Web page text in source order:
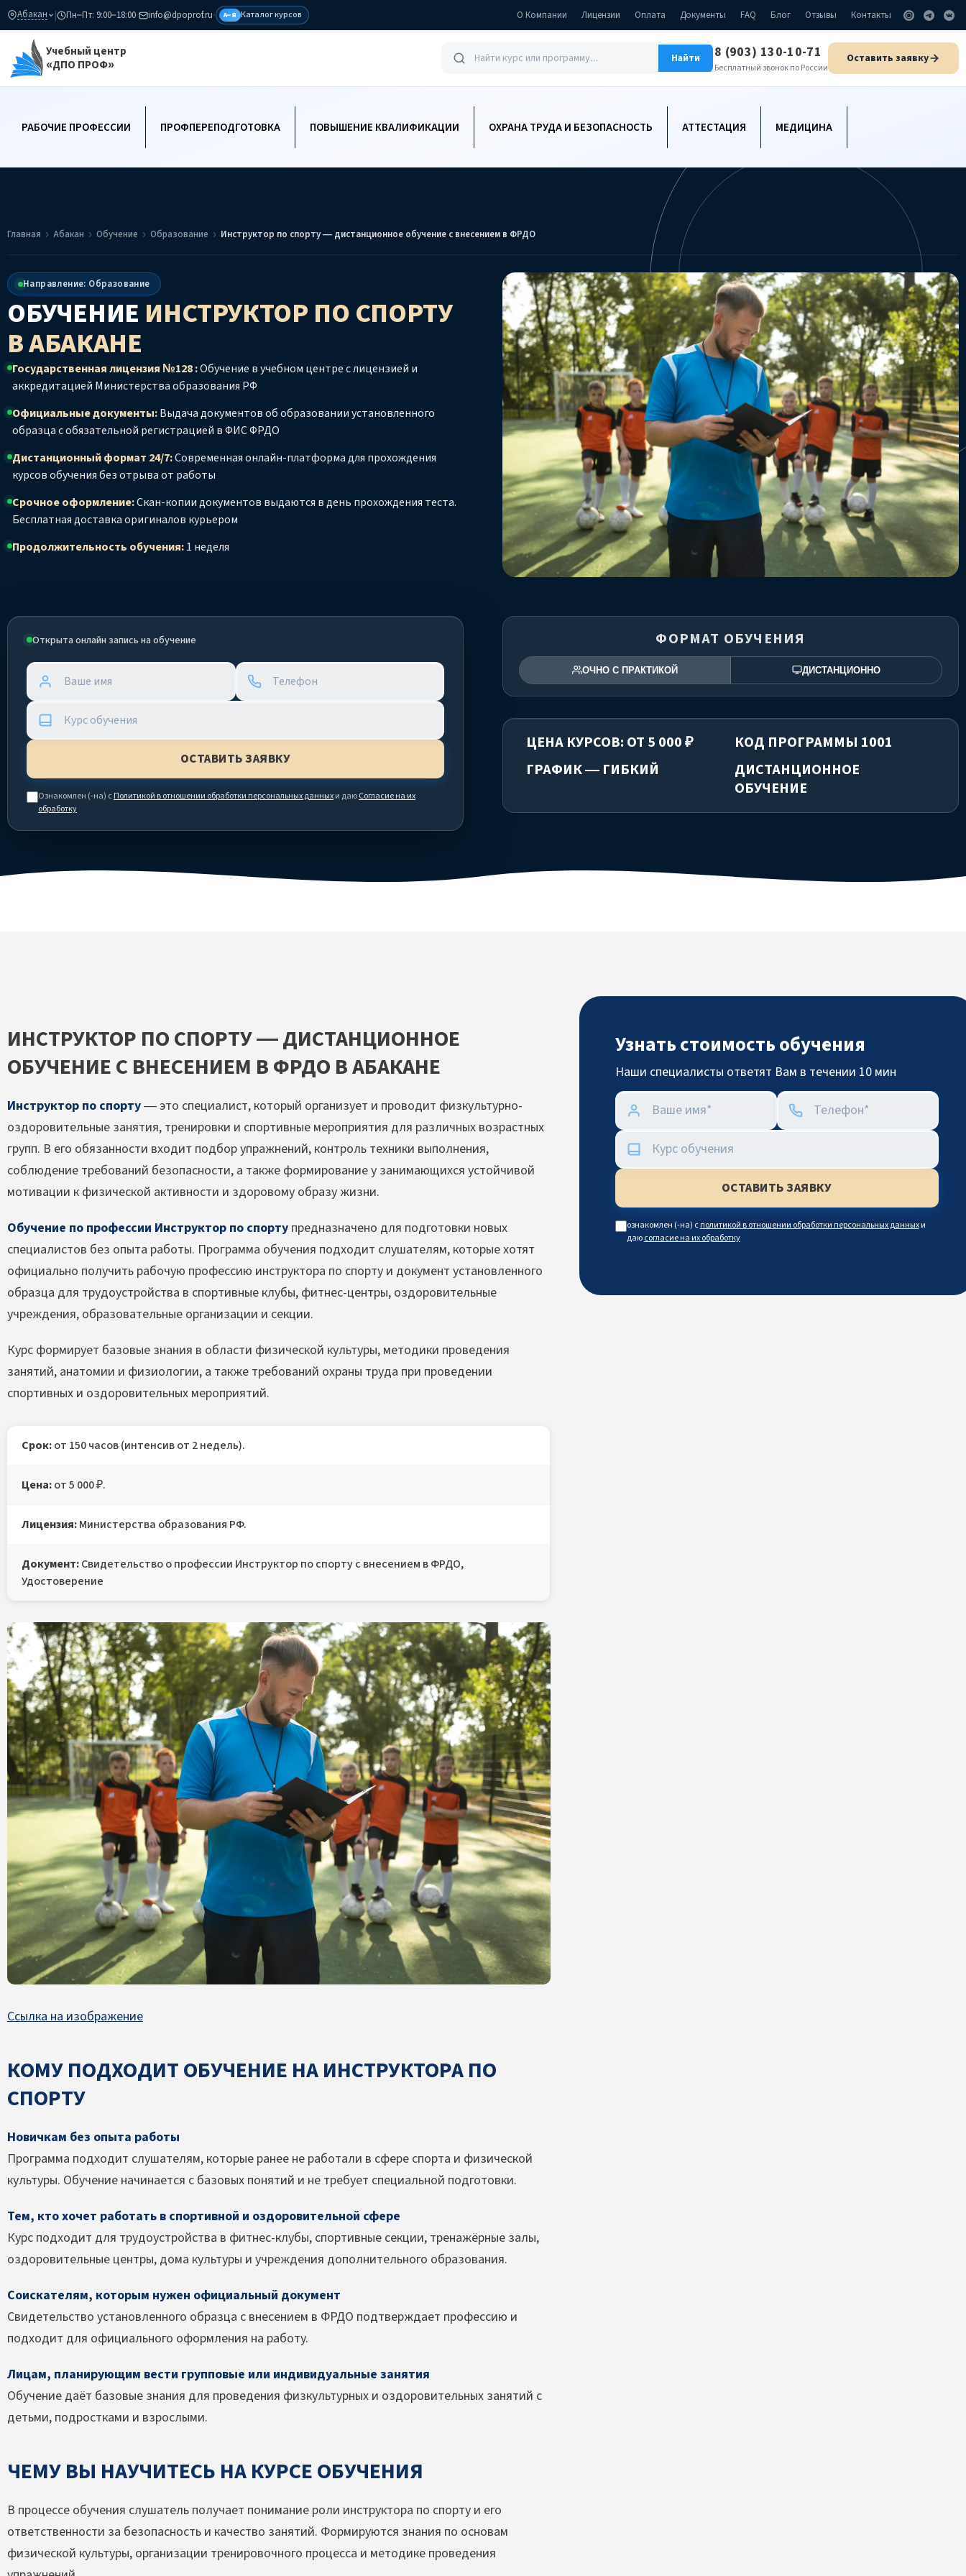
Абакан | Пн–Пт: 9:00–18:00· info@dpoprof.ru· А–Я Каталог курсов О Компании Лицензии Оплата Документы FAQ Блог Отзывы Контакты
Учебный центр
«ДПО ПРОФ»
Найти 8 (903) 130-10-71
Бесплатный звонок по России
Оставить заявку
РАБОЧИЕ ПРОФЕССИИ ПРОФПЕРЕПОДГОТОВКА ПОВЫШЕНИЕ КВАЛИФИКАЦИИ ОХРАНА ТРУДА И БЕЗОПАСНОСТЬ АТТЕСТАЦИЯ МЕДИЦИНА
Главная Абакан Обучение Образование Инструктор по спорту — дистанционное обучение с внесением в ФРДО
Направление: Образование
ОБУЧЕНИЕ ИНСТРУКТОР ПО СПОРТУ
В АБАКАНЕ
Государственная лицензия №128 :Обучение в учебном центре с лицензией и
аккредитацией Министерства образования РФ
Официальные документы:Выдача документов об образовании установленного
образца с обязательной регистрацией в ФИС ФРДО
Дистанционный формат 24/7:Современная онлайн-платформа для прохождения
курсов обучения без отрыва от работы
Срочное оформление:Скан-копии документов выдаются в день прохождения теста.
Бесплатная доставка оригиналов курьером
Продолжительность обучения:1 неделя
Открыта онлайн запись на обучение
Ознакомлен (-на) сПолитикой в отношении обработки персональных данныхи даюСогласие на их
обработку
ФОРМАТ ОБУЧЕНИЯ
ОЧНО С ПРАКТИКОЙ ДИСТАНЦИОННО
ЦЕНА КУРСОВ: ОТ 5 000 ₽
КОД ПРОГРАММЫ 1001
ГРАФИК — ГИБКИЙ
ДИСТАНЦИОННОЕ
ОБУЧЕНИЕ
ИНСТРУКТОР ПО СПОРТУ — ДИСТАНЦИОННОЕ
ОБУЧЕНИЕ С ВНЕСЕНИЕМ В ФРДО В АБАКАНЕ
Инструктор по спорту— это специалист, который организует и проводит физкультурно-
оздоровительные занятия, тренировки и спортивные мероприятия для различных возрастных
групп. В его обязанности входит подбор упражнений, контроль техники выполнения,
соблюдение требований безопасности, а также формирование у занимающихся устойчивой
мотивации к физической активности и здоровому образу жизни.
Обучение по профессии Инструктор по спорту предназначено для подготовки новых
специалистов без опыта работы. Программа обучения подходит слушателям, которые хотят
официально получить рабочую профессию инструктора по спорту и документ установленного
образца для трудоустройства в спортивные клубы, фитнес-центры, оздоровительные
учреждения, образовательные организации и секции.
Курс формирует базовые знания в области физической культуры, методики проведения
занятий, анатомии и физиологии, а также требований охраны труда при проведении
спортивных и оздоровительных мероприятий.
Срок:от 150 часов (интенсив от 2 недель).
Цена:от 5 000 ₽.
Лицензия:Министерства образования РФ.
Документ:Свидетельство о профессии Инструктор по спорту с внесением в ФРДО,
Удостоверение
Ссылка на изображение
КОМУ ПОДХОДИТ ОБУЧЕНИЕ НА ИНСТРУКТОРА ПО
СПОРТУ
Новичкам без опыта работы
Программа подходит слушателям, которые ранее не работали в сфере спорта и физической
культуры. Обучение начинается с базовых понятий и не требует специальной подготовки.
Тем, кто хочет работать в спортивной и оздоровительной сфере
Курс подходит для трудоустройства в фитнес-клубы, спортивные секции, тренажёрные залы,
оздоровительные центры, дома культуры и учреждения дополнительного образования.
Соискателям, которым нужен официальный документ
Свидетельство установленного образца с внесением в ФРДО подтверждает профессию и
подходит для официального оформления на работу.
Лицам, планирующим вести групповые или индивидуальные занятия
Обучение даёт базовые знания для проведения физкультурных и оздоровительных занятий с
детьми, подростками и взрослыми.
ЧЕМУ ВЫ НАУЧИТЕСЬ НА КУРСЕ ОБУЧЕНИЯ
В процессе обучения слушатель получает понимание роли инструктора по спорту и его
ответственности за безопасность и качество занятий. Формируются знания по основам
физической культуры, организации тренировочного процесса и методике проведения
Узнать стоимость обучения
Наши специалисты ответят Вам в течении 10 мин
ознакомлен (-на) сполитикой в отношении обработки персональных данныхи
даюсогласие на их обработку